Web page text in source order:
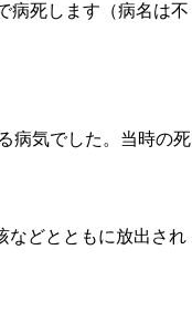
病死します（病名は不
病気でした。当時の死
などとともに放出され